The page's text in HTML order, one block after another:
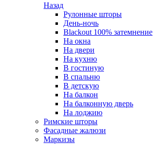
Назад
Рулонные шторы
День-ночь
Blackout 100% затемнение
На окна
На двери
На кухню
В гостиную
В спальню
В детскую
На балкон
На балконную дверь
На лоджию
Римские шторы
Фасадные жалюзи
Маркизы